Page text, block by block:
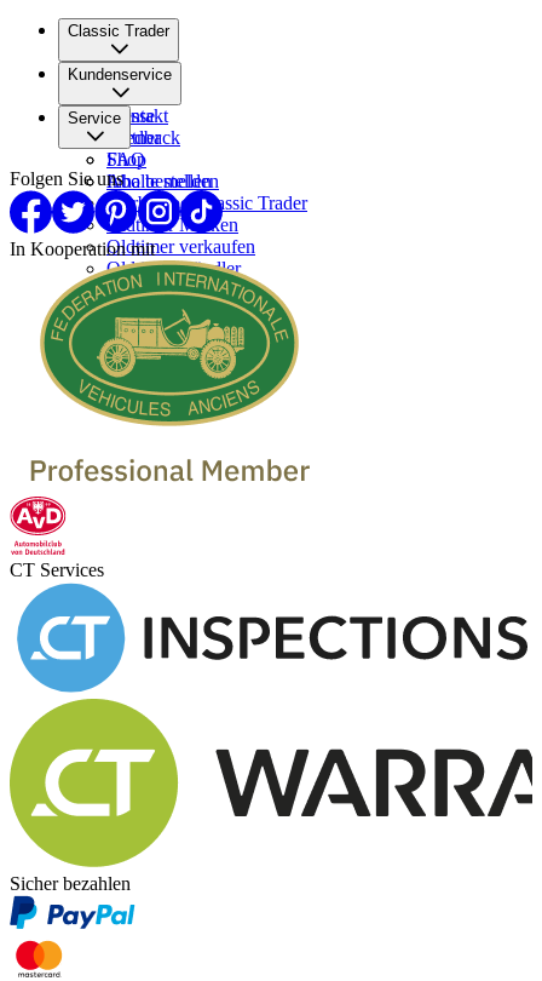
Classic Trader
Über uns
Karriere
Presse
Partner
Kundenservice
Kontakt
Feedback
FAQ
Inhalte melden
Service
Shop
Abo bestellen
Werben bei Classic Trader
Oldtimer Marken
Oldtimer verkaufen
Oldtimer Händler
Folgen Sie uns
In Kooperation mit
CT Services
Sicher bezahlen